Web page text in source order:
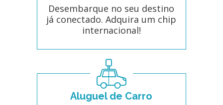
Desembarque no seu destino
já conectado. Adquira um chip
internacional!
Aluguel de Carro